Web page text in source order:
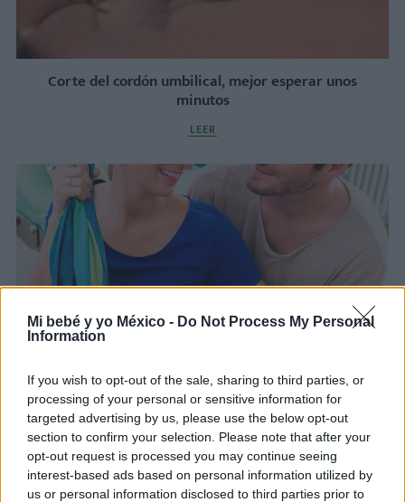
Mi bebé y yo México - Do Not Process My Personal
Information
If you wish to opt-out of the sale, sharing to third parties, or
processing of your personal or sensitive information for
targeted advertising by us, please use the below opt-out
section to confirm your selection. Please note that after your
opt-out request is processed you may continue seeing
interest-based ads based on personal information utilized by
us or personal information disclosed to third parties prior to
Corte del cordón umbilical, mejor esperar unos
minutos
LEER
La inducción del parto: causas y métodos más
efectivos
LEER